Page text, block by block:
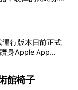
濟能力才買回當年
時位於筲箕灣的玩
，甚至吸引馬來西
的珍貴收藏，當中
大膠玩具。 大
獸王》等七至八十
機械人迷的收藏目
愛滋病並於1991年
作都是寫給愛人
磅的糖果鋪在地
。大家可自由取
漸消瘦的身體；
，讓作品在消逝與
行版本日前正式
身Apple App
境和日常使用習
承，有一定程度的
館椅子